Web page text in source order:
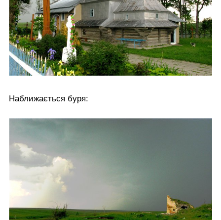
Наближається буря: